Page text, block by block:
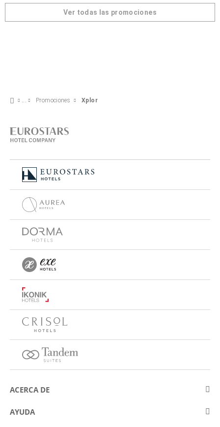
Ver todas las promociones
Promociones Xplor
ACERCA DE
Sobre Eurostars Hotel Company
AYUDA